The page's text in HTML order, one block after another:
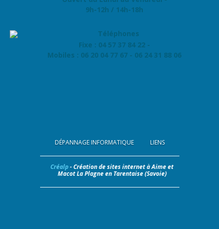
9h-12h / 14h-18h
Fixe : 04 57 37 84 22 -
Mobiles : 06 20 04 77 67 - 06 24 31 88 06
DÉPANNAGE INFORMATIQUE LIENS
Créalp- Création de sites internet à Aime et
Macot La Plagne en Tarentaise (Savoie)